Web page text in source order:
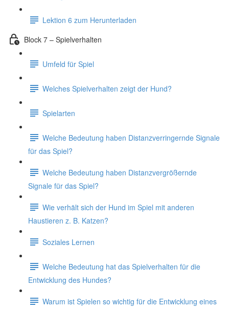
Lektion 6 zum Herunterladen
Block 7 – Spielverhalten
Umfeld für Spiel
Welches Spielverhalten zeigt der Hund?
Spielarten
Welche Bedeutung haben Distanzverringernde Signale
für das Spiel?
Welche Bedeutung haben Distanzvergrößernde
Signale für das Spiel?
Wie verhält sich der Hund im Spiel mit anderen
Haustieren z. B. Katzen?
Soziales Lernen
Welche Bedeutung hat das Spielverhalten für die
Entwicklung des Hundes?
Warum ist Spielen so wichtig für die Entwicklung eines